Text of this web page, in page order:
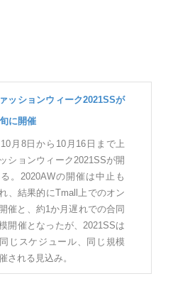
ッションウィーク2021SSが
に開催
月8日から10月16日まで上
ションウィーク2021SSが開
。2020AWの開催は中止も
、結果的にTmall上でのオン
催と、約1か月遅れでの合同
開催となったが、2021SSは
じスケジュール、同じ規模
される見込み。